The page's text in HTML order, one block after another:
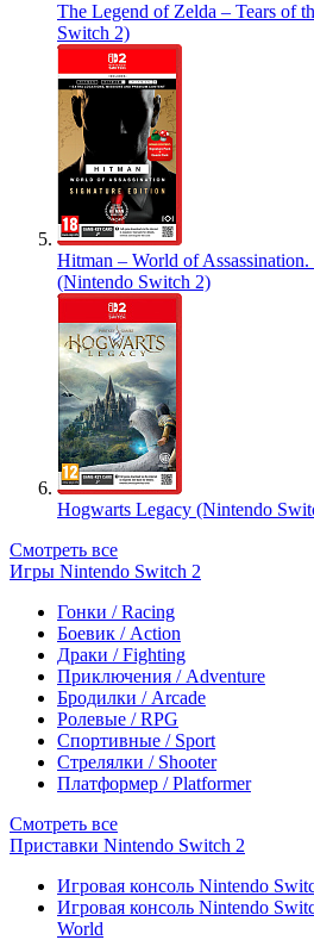
The Legend of Zelda – Tears of
Switch 2)
Hitman – World of
(Nintendo Switch 2)
Hogwarts Legacy (Nintendo
Смотреть все
Игры Nintendo Switch 2
Гонки / Racing
Боевик / Action
Драки / Fighting
Приключения / Adventure
Бродилки / Arcade
Ролевые / RPG
Спортивные / Sport
Стрелялки / Shooter
Платформер / Platformer
Смотреть все
Приставки Nintendo Switch 2
Игровая консоль Nintendo
Игровая консоль Nintendo
World